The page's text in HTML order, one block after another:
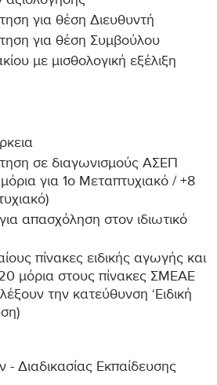
για θέση Διευθυντή
για θέση Συμβούλου
με μισθολογική εξέλιξη
σε διαγωνισμούς ΑΣΕΠ
για 1ο Μεταπτυχιακό / +8
απασχόληση στον ιδιωτικό
πίνακες ειδικής αγωγής και
μόρια στους πίνακες ΣΜΕΑΕ
την κατεύθυνση ‘Ειδική
Διαδικασίας Εκπαίδευσης